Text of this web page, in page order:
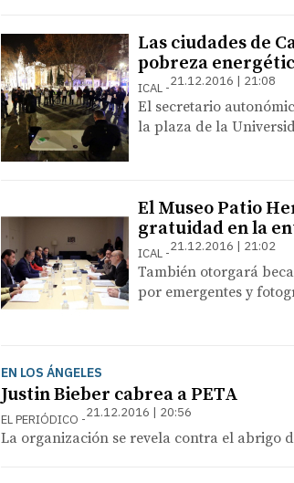
Las ciudades de
pobreza
ICAL 21.12.2016 | 21:08
El secretario
la plaza de la
El Museo Patio
gratuidad en la
ICAL 21.12.2016 | 21:02
También otorgará
por emergentes y
EN LOS ÁNGELES
Justin Bieber cabrea a PETA
EL PERIÓDICO 21.12.2016 | 20:56
La organización se revela contra el abrigo